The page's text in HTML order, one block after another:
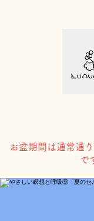
お盆期間は通常通
で